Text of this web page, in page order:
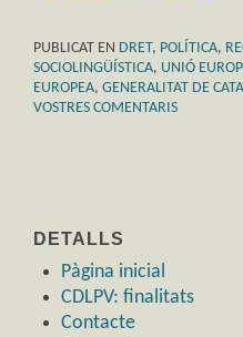
PUBLICAT EN DRET, POLÍTICA,
SOCIOLINGÜÍSTICA, UNIÓ
EUROPEA, GENERALITAT DE
VOSTRES COMENTARIS
DETALLS
Pàgina inicial
CDLPV: finalitats
Contacte